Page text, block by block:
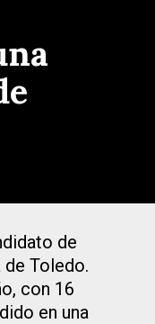
de
de Toledo.
con 16
en una